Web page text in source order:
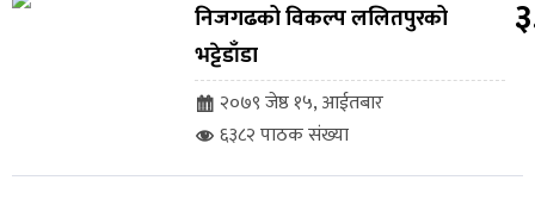
निजगढको विकल्प ललितपुरको
भट्टेडाँडा
२०७९ जेष्ठ १५, आईतबार
६३८२ पाठक संख्या